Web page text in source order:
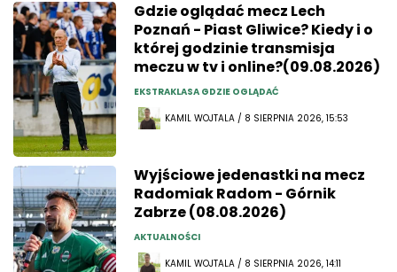
Gdzie oglądać mecz Lech
Poznań - Piast Gliwice? Kiedy i o
której godzinie transmisja
meczu w tv i online?(09.08.2026)
EKSTRAKLASA GDZIE OGLĄDAĆ
KAMIL WOJTALA / 8 SIERPNIA 2026, 15:53
Wyjściowe jedenastki na mecz
Radomiak Radom - Górnik
Zabrze (08.08.2026)
AKTUALNOŚCI
KAMIL WOJTALA / 8 SIERPNIA 2026, 14:11